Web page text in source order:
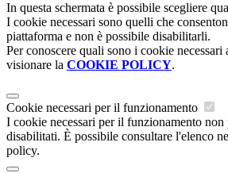
In questa schermata è possibile scegliere
I cookie necessari sono quelli che
piattaforma e non è possibile disabilitarli.
Per conoscere quali sono i cookie
visionare la COOKIE POLICY.
Cookie necessari per il funzionamento
I cookie necessari per il funzionamento non
disabilitati. È possibile consultare l'elenco
policy.